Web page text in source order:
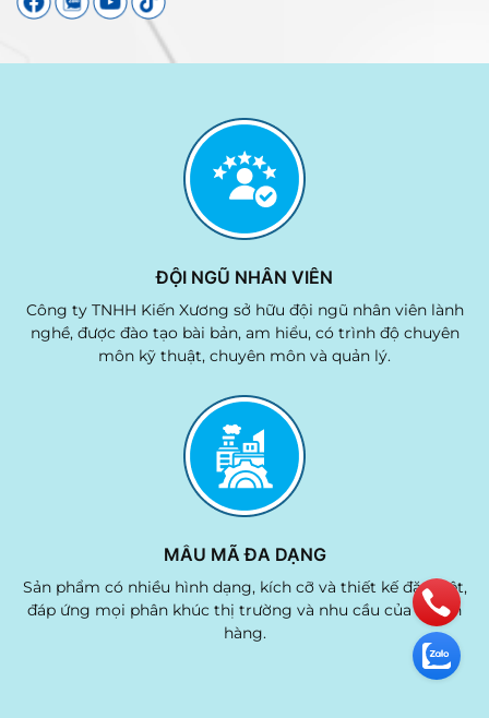
ĐỘI NGŨ NHÂN VIÊN
Công ty TNHH Kiến Xương sở hữu đội ngũ nhân viên lành
nghề, được đào tạo bài bản, am hiểu, có trình độ chuyên
môn kỹ thuật, chuyên môn và quản lý.
MẪU MÃ ĐA DẠNG
Sản phẩm có nhiều hình dạng, kích cỡ và thiết kế đặc biệt,
đáp ứng mọi phân khúc thị trường và nhu cầu của khách
hàng.